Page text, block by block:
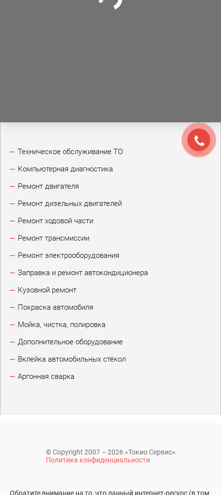
Техническое обслуживание ТО
Компьютерная диагностика
Ремонт двигателя
Ремонт дизельных двигателей
Ремонт ходовой части
Ремонт трансмиссии
Ремонт электрооборудования
Заправка и ремонт автокондиционера
Кузовной ремонт
Покраска автомобиля
Мойка, чистка, полировка
Дополнительное оборудование
Вклейка автомобильных стёкол
Аргонная сварка
© Copyright 2007 – 2026 «Токио Сервис»
Политика конфиденциальности
Обратите внимание на то, что данный интернет-ресурс (в том